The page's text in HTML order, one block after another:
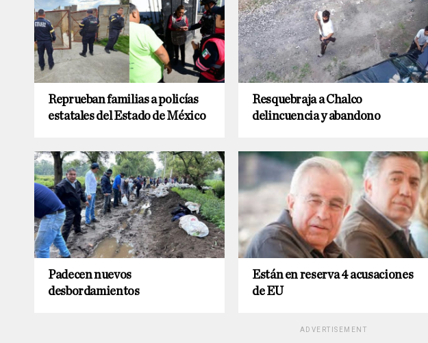
Reprueban familias a policías
estatales del Estado de México
Resquebraja a Chalco
delincuencia y abandono
Padecen nuevos
desbordamientos
Están en reserva 4 acusaciones
de EU
ADVERTISEMENT